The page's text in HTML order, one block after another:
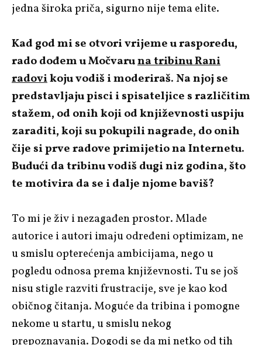
jedna široka priča, sigurno nije tema elite.
Kad god mi se otvori vrijeme u rasporedu,
rado dođem u Močvaruna tribinu Rani
radovikoju vodiš i moderiraš. Na njoj se
predstavljaju pisci i spisateljice s različitim
stažem, od onih koji od književnosti uspiju
zaraditi, koji su pokupili nagrade, do onih
čije si prve radove primijetio na Internetu.
Budući da tribinu vodiš dugi niz godina, što
te motivira da se i dalje njome baviš?
To mi je živ i nezagađen prostor. Mlade
autorice i autori imaju određeni optimizam, ne
u smislu opterećenja ambicijama, nego u
pogledu odnosa prema književnosti. Tu se još
nisu stigle razviti frustracije, sve je kao kod
običnog čitanja. Moguće da tribina i pomogne
nekome u startu, u smislu nekog
prepoznavanja. Dogodi se da mi netko od tih